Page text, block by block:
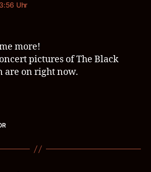
Uhr
more!
pictures of The Black
are on right now.